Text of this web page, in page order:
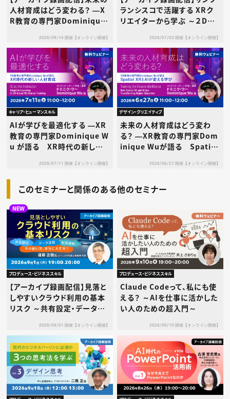
人材育成はどう変わる？ ―X
R教育の専門家Dominique
が変える学び―2026/09/14 開催【オンライン開催】
ランシスコで活躍する XRク
リエイターから学ぶ ～２Dか
アップについて～
2026/07/03 開催【オンライン開催】
キャリア・ヒューマンスキル
AIが学びを最適化する ―XR
教育の専門家Dominique W
u が語る XR時代の新しい
2026/07/11 開催【オンライン開催】
デザイン・クリエイティブ
未来の人材育成はどう変わ
る？ ―XR教育の専門家Dom
inique Wuが語る Spatial
2026/06/27 開催【オンライン開催】
このセミナーと関係のある他のセミナー
NEW
プロデュース・ビジネススキル
【アーカイブ録画配信】見落と
しやすいクラウド利用の基本
リスク ～共有設定・データ送
当に大丈夫？～2026/09/01 開催【オンライン開催】
プロデュース・ビジネススキル
Claude Codeって、私にも使
える？ ～AIを仕事に活かした
い人のための超入門～
2026/09/10 開催【オンライン開催】